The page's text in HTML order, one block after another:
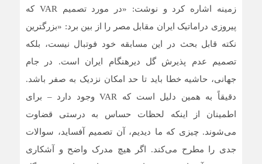
زمینه اشاره کرد و نوشت: «در مورد تصمیم VAR که
پیروزی دراماتیک ایران مقابل مصر را از بین برد: «بزرگترین
نکته قابل بحث در این مسابقه خود فوتبال نیست، بلکه
تصمیم عدم پذیرش گل دیرهنگام ایران است. در جام
جهانی، حاشیه خطا باید تا حد امکان نزدیک به صفر باشد.
دقیقاً به همین دلیل است که VAR وجود دارد – برای
اطمینان از اینکه لحظات حساس به درستی قضاوت
می‌شوند. چیزی که ما دیدیم، آن تصمیم آفساید، سوالات
جدی را مطرح می‌کند. اگر هیچ مدرک واضح و آشکاری